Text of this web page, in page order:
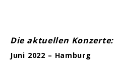
Die aktuellen Konzerte:
Juni 2022 – Hamburg